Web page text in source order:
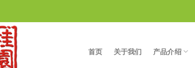
首页 关于我们 产品介绍